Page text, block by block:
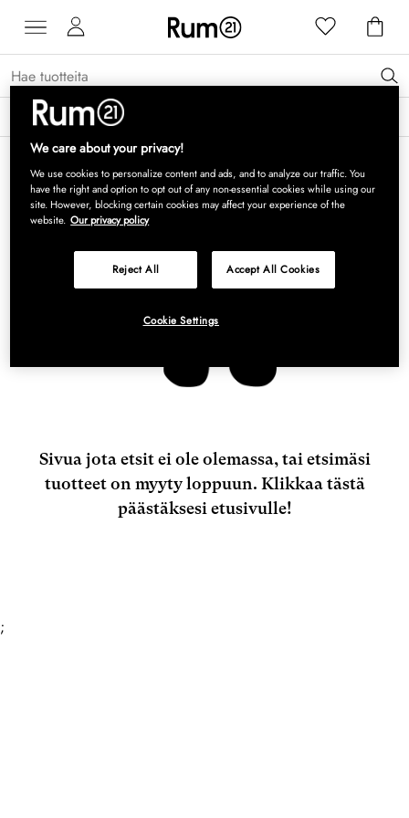
Saat 15 % alennusta Grythyttan Stålmöbler -tuotteista* →
Sivua jota etsit ei ole olemassa, tai etsimäsi
tuotteet on myyty loppuun. Klikkaa tästä
päästäksesi etusivulle!
;
We care about your privacy!
We use cookies to personalize content and ads, and to analyze our traffic. You
have the right and option to opt out of any non-essential cookies while using our
site. However, blocking certain cookies may affect your experience of the
website. Our privacy policy
Reject All Accept All Cookies
Cookie Settings